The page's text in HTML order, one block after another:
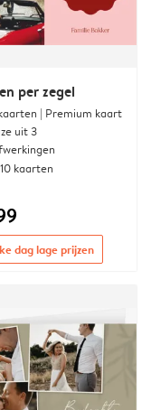
per zegel
| Premium kaart
uit 3
kaarten
dag lage prijzen